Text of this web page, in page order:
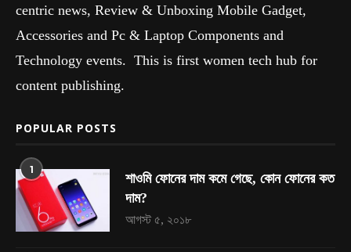
centric news, Review & Unboxing Mobile Gadget,
Accessories and Pc & Laptop Components and
Technology events. This is first women tech hub for
content publishing.
POPULAR POSTS
1
শাওমি ফোনের দাম কমে গেছে, কোন ফোনের কত
দাম?
আগস্ট ৫, ২০১৮